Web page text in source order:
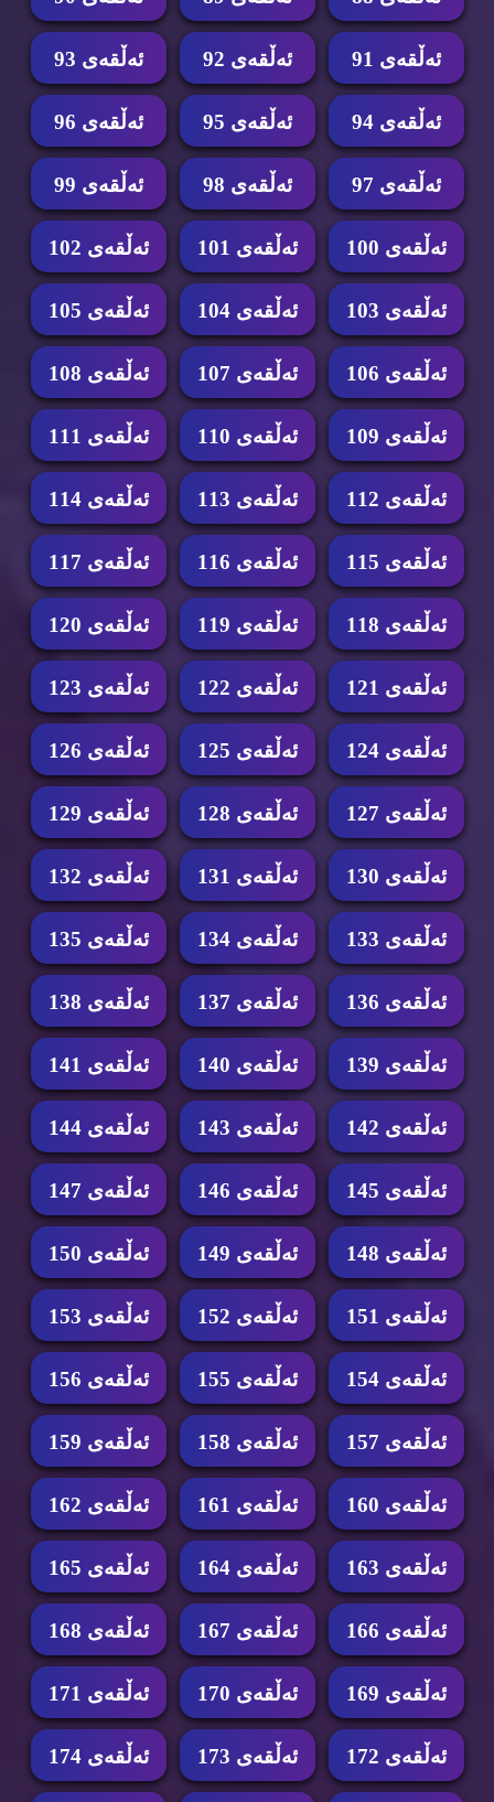
ئه‌ڵقه‌ی 91 ئه‌ڵقه‌ی 92 ئه‌ڵقه‌ی 93
ئه‌ڵقه‌ی 94 ئه‌ڵقه‌ی 95 ئه‌ڵقه‌ی 96
ئه‌ڵقه‌ی 97 ئه‌ڵقه‌ی 98 ئه‌ڵقه‌ی 99
ئه‌ڵقه‌ی 100 ئه‌ڵقه‌ی 101 ئه‌ڵقه‌ی 102
ئه‌ڵقه‌ی 103 ئه‌ڵقه‌ی 104 ئه‌ڵقه‌ی 105
ئه‌ڵقه‌ی 106 ئه‌ڵقه‌ی 107 ئه‌ڵقه‌ی 108
ئه‌ڵقه‌ی 109 ئه‌ڵقه‌ی 110 ئه‌ڵقه‌ی 111
ئه‌ڵقه‌ی 112 ئه‌ڵقه‌ی 113 ئه‌ڵقه‌ی 114
ئه‌ڵقه‌ی 115 ئه‌ڵقه‌ی 116 ئه‌ڵقه‌ی 117
ئه‌ڵقه‌ی 118 ئه‌ڵقه‌ی 119 ئه‌ڵقه‌ی 120
ئه‌ڵقه‌ی 121 ئه‌ڵقه‌ی 122 ئه‌ڵقه‌ی 123
ئه‌ڵقه‌ی 124 ئه‌ڵقه‌ی 125 ئه‌ڵقه‌ی 126
ئه‌ڵقه‌ی 127 ئه‌ڵقه‌ی 128 ئه‌ڵقه‌ی 129
ئه‌ڵقه‌ی 130 ئه‌ڵقه‌ی 131 ئه‌ڵقه‌ی 132
ئه‌ڵقه‌ی 133 ئه‌ڵقه‌ی 134 ئه‌ڵقه‌ی 135
ئه‌ڵقه‌ی 136 ئه‌ڵقه‌ی 137 ئه‌ڵقه‌ی 138
ئه‌ڵقه‌ی 139 ئه‌ڵقه‌ی 140 ئه‌ڵقه‌ی 141
ئه‌ڵقه‌ی 142 ئه‌ڵقه‌ی 143 ئه‌ڵقه‌ی 144
ئه‌ڵقه‌ی 145 ئه‌ڵقه‌ی 146 ئه‌ڵقه‌ی 147
ئه‌ڵقه‌ی 148 ئه‌ڵقه‌ی 149 ئه‌ڵقه‌ی 150
ئه‌ڵقه‌ی 151 ئه‌ڵقه‌ی 152 ئه‌ڵقه‌ی 153
ئه‌ڵقه‌ی 154 ئه‌ڵقه‌ی 155 ئه‌ڵقه‌ی 156
ئه‌ڵقه‌ی 157 ئه‌ڵقه‌ی 158 ئه‌ڵقه‌ی 159
ئه‌ڵقه‌ی 160 ئه‌ڵقه‌ی 161 ئه‌ڵقه‌ی 162
ئه‌ڵقه‌ی 163 ئه‌ڵقه‌ی 164 ئه‌ڵقه‌ی 165
ئه‌ڵقه‌ی 166 ئه‌ڵقه‌ی 167 ئه‌ڵقه‌ی 168
ئه‌ڵقه‌ی 169 ئه‌ڵقه‌ی 170 ئه‌ڵقه‌ی 171
ئه‌ڵقه‌ی 172 ئه‌ڵقه‌ی 173 ئه‌ڵقه‌ی 174